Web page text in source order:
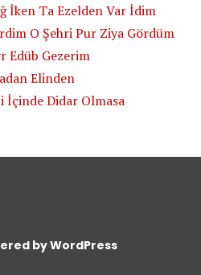
İken Ta Ezelden Var İdim
O Şehri Pur Ziya Gördüm
Edüb Gezerim
Elinden
İçinde Didar Olmasa
by WordPress